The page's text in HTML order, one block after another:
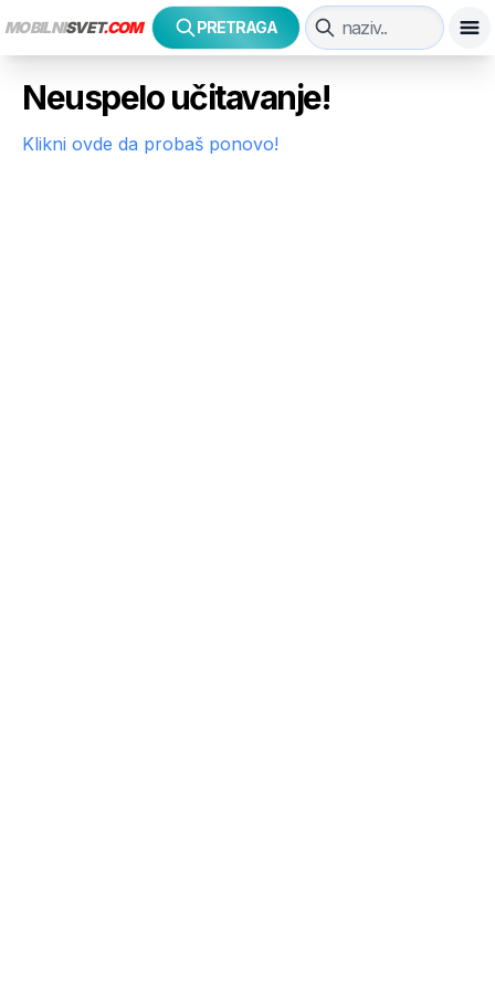
MOBILNISVET.COM PRETRAGA
Neuspelo učitavanje!
Klikni ovde da probaš ponovo!